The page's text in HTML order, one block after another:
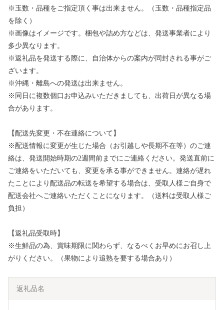
※玉数・品種をご指定頂く事は出来ません。（玉数・品種指定品
を除く）
※画像はイメージです。梱包や詰め方などは、発送事業者により
多少異なります。
※返礼品を発送する際に、自治体からの案内が同封される事がご
ざいます。
※沖縄・離島への発送は出来ません。
※同日に複数個口お申込みいただきましても、出荷日が異なる場
合があります。
【配送先変更・不在連絡について】
※配送情報に変更が生じた場合（お引越しや長期不在等）のご連
絡は、発送開始時期の2週間前までにご連絡ください。発送直前に
ご連絡をいただいても、変更を承る事ができません。連絡が遅れ
たことにより配送品の転送を希望する場合は、受取人様ご自身で
配送会社へご連絡いただくことになります。（送料は受取人様ご
負担）
【返礼品受取時】
※生鮮品の為、賞味期限に関わらず、なるべくお早めにお召し上
がりください。（果物により追熟を要する場合あり）
返礼品名